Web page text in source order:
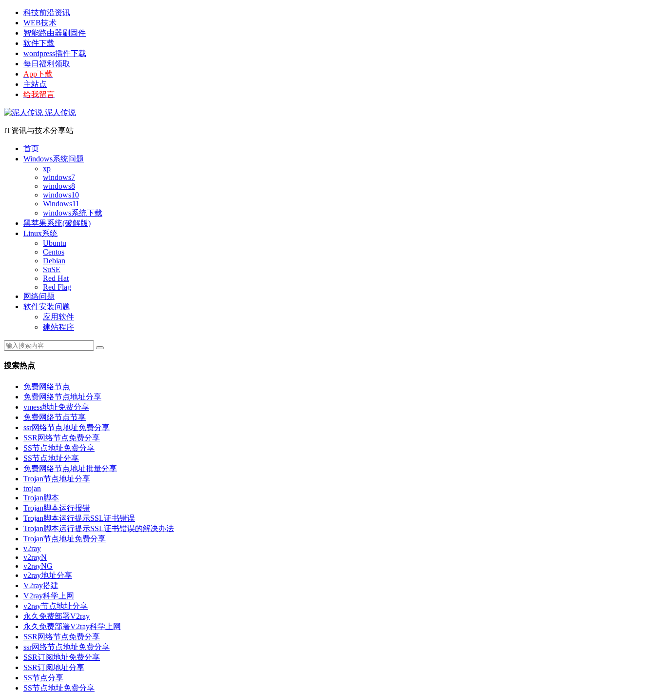
科技前沿资讯
WEB技术
智能路由器刷固件
软件下载
wordpress插件下载
每日福利领取
App下载
主站点
给我留言
泥人传说
IT资讯与技术分享站
首页
Windows系统问题
xp
windows7
windows8
windows10
Windows11
windows系统下载
黑苹果系统(破解版)
Linux系统
Ubuntu
Centos
Debian
SuSE
Red Hat
Red Flag
网络问题
软件安装问题
应用软件
建站程序
搜索热点
免费网络节点
免费网络节点地址分享
vmess地址免费分享
免费网络节点节享
ssr网络节点地址免费分享
SSR网络节点免费分享
SS节点地址免费分享
SS节点地址分享
免费网络节点地址批量分享
Trojan节点地址分享
trojan
Trojan脚本
Trojan脚本运行报错
Trojan脚本运行提示SSL证书错误
Trojan脚本运行提示SSL证书错误的解决办法
Trojan节点地址免费分享
v2ray
v2rayN
v2rayNG
v2ray地址分享
V2ray搭建
V2ray科学上网
v2ray节点地址分享
永久免费部署V2ray
永久免费部署V2ray科学上网
SSR网络节点免费分享
ssr网络节点地址免费分享
SSR订阅地址免费分享
SSR订阅地址分享
SS节点分享
SS节点地址免费分享